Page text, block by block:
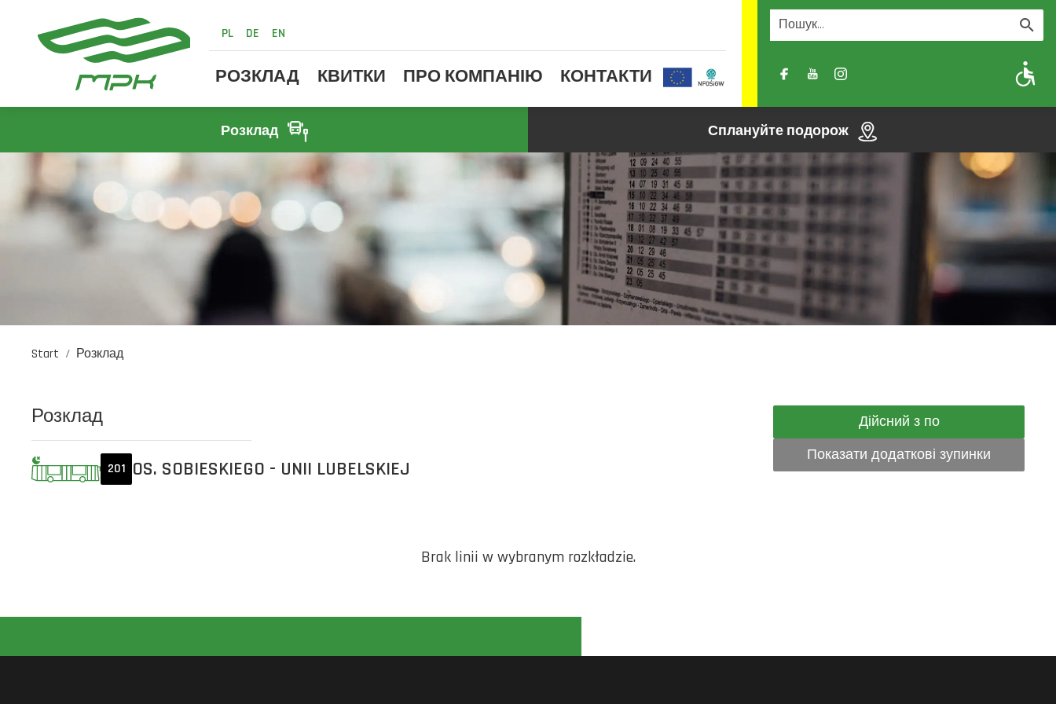
PL DE EN
РОЗКЛАД КВИТКИ ПРО КОМПАНІЮ КОНТАКТИ A- A A+
Розклад Сплануйте подорож
Start Розклад
Розклад
201 OS. SOBIESKIEGO - UNII LUBELSKIEJ
Дійсний з по
Показати додаткові зупинки
Brak linii w wybranym rozkładzie.